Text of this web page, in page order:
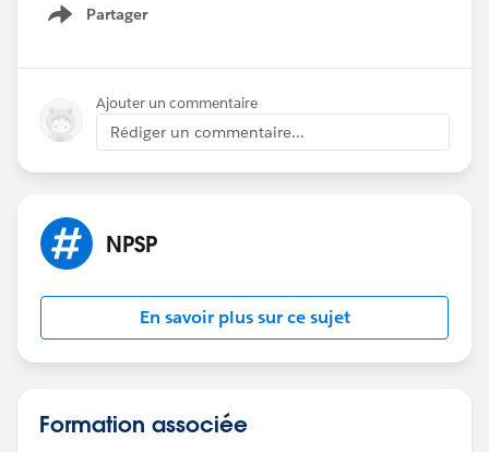
Partager
Show menu
Ajouter un commentaire
Rédiger un commentaire...
NPSP
En savoir plus sur ce sujet
Formation associée